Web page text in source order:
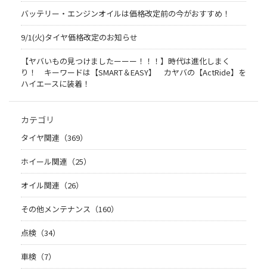
バッテリー・エンジンオイルは価格改定前の今がおすすめ！
9/1(火)タイヤ価格改定のお知らせ
【ヤバいもの見つけましたーーー！！！】時代は進化しまく
り！ キーワードは【SMART＆EASY】 カヤバの【ActRide】を
ハイエースに装着！
カテゴリ
タイヤ関連（369）
ホイール関連（25）
オイル関連（26）
その他メンテナンス（160）
点検（34）
車検（7）